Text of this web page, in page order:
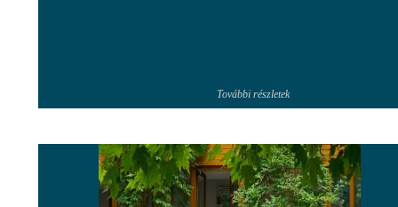
További részletek